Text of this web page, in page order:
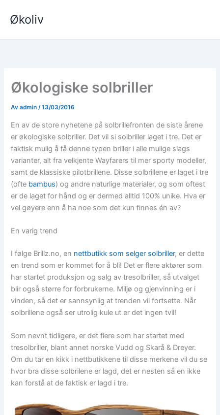
rett
innholdet
Økoliv
Økologiske solbriller
Av admin/13/03/2016
En av de store nyhetene på solbrillefronten de siste årene
er økologiske solbriller. Det vil si solbriller laget i tre. Det er
faktisk mulig å få denne typen briller i alle mulige slags
varianter, alt fra velkjente Wayfarers til mer sporty modeller,
samt de klassiske pilotbrillene. Disse solbrillene er laget i tre
(ofte bambus) og andre naturlige materialer, og som oftest
er de laget for hånd og er dermed alltid 100% unike. Hva er
vel gøyere enn å ha noe som det kun finnes én av?
En varig trend
I følge Brillz.no, en nettbutikk som selger solbriller, er dette
en trend som er kommet for å bli! Det er flere aktører som
har startet produksjon og salg av tresolbriller, så utvalget
blir også større for forbrukerne. Miljø og gjenvinning er i
vinden, så det er sannsynlig at trenden vil fortsette. Når
solbrillene også ser utrolig kule ut er det ingen tvil!
Som nevnt tidligere, er det flere som har startet med
tresolbriller, blant annet norske Vudd og Skarå & Dreyer.
Om du tar en kikk i nettbutikkene til disse merkene vil du se
hvor bra disse solbrilene er lagd, det er nesten så en ikke
kan forstå at de faktisk er lagd i tre.